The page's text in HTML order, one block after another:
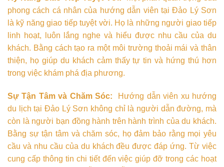
phong cách cá nhân của hướng dẫn viên tại Đảo Lý Sơn
là kỹ năng giao tiếp tuyệt vời. Họ là những người giao tiếp
linh hoạt, luôn lắng nghe và hiểu được nhu cầu của du
khách. Bằng cách tạo ra một môi trường thoải mái và thân
thiện, họ giúp du khách cảm thấy tự tin và hứng thú hơn
trong việc khám phá địa phương.
Sự Tận Tâm và Chăm Sóc:
Hướng dẫn viên xu hướng
du lịch tại Đảo Lý Sơn không chỉ là người dẫn đường, mà
còn là người bạn đồng hành trên hành trình của du khách.
Bằng sự tận tâm và chăm sóc, họ đảm bảo rằng mọi yêu
cầu và nhu cầu của du khách đều được đáp ứng. Từ việc
cung cấp thông tin chi tiết đến việc giúp đỡ trong các hoạt